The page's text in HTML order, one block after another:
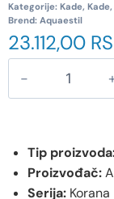
Kategorije: Kade,
Brend: Aquaestil
23.112,00
Tip
Proizvođač:
Serija: Korana